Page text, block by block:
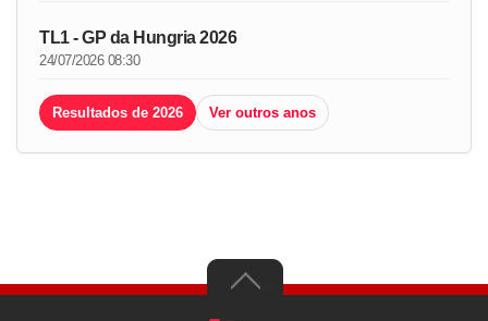
TL1 - GP da Hungria 2026
24/07/2026 08:30
Resultados de 2026 Ver outros anos